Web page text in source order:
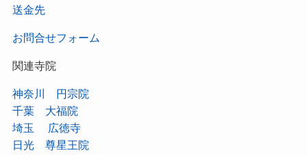
送金先
お問合せフォーム
関連寺院
神奈川 円宗院
千葉 大福院
埼玉 広徳寺
日光 尊星王院